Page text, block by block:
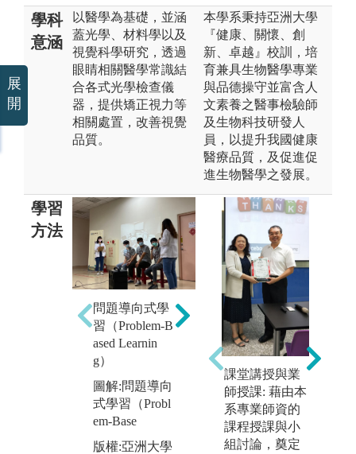
學科
意涵
以醫學為基礎，並涵
蓋光學、材料學以及
視覺科學研究，透過
眼睛相關醫學常識結
合各式光學檢查儀
器，提供矯正視力等
相關處置，改善視覺
品質。
本學系秉持亞洲大學
『健康、關懷、創
新、卓越』校訓，培
育兼具生物醫學專業
與品德操守並富含人
文素養之醫事檢驗師
及生物科技研發人
員，以提升我國健康
醫療品質，及促進促
進生物醫學之發展。
學習
方法
問題導向式學
習（Problem-B
ased Learnin
g）
圖解:問題導向
式學習（Probl
em-Base
版權:亞洲大學
翻轉學習
圖解:翻轉學習
版權:亞洲大學
視光學系
課堂講授與業
師授課: 藉由本
系專業師資的
課程授課與小
組討論，奠定
展
開